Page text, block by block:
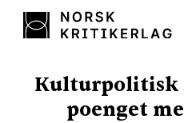
Kulturpolitisk
poenget